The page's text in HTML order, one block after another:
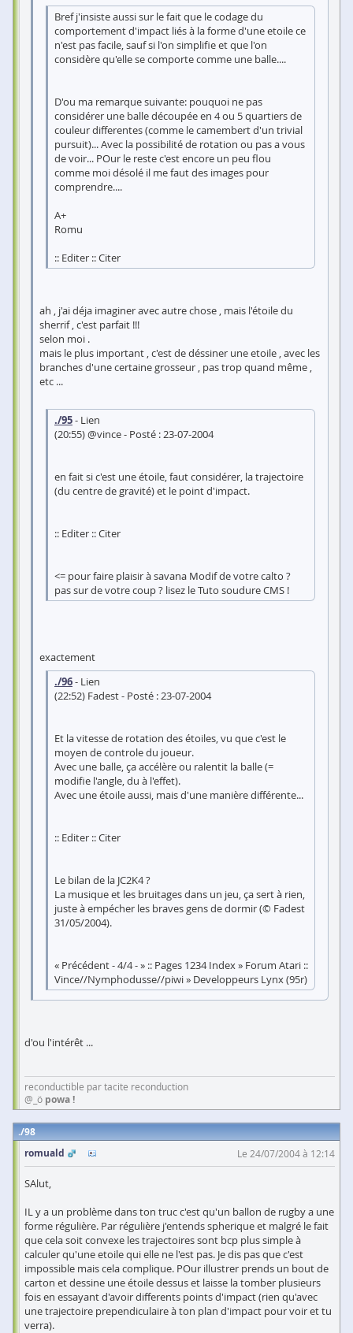
Bref j'insiste aussi sur le fait que le codage du
comportement d'impact liés à la forme d'une etoile ce
n'est pas facile, sauf si l'on simplifie et que l'on
considère qu'elle se comporte comme une balle....
D'ou ma remarque suivante: pouquoi ne pas
considérer une balle découpée en 4 ou 5 quartiers de
couleur differentes (comme le camembert d'un trivial
pursuit)... Avec la possibilité de rotation ou pas a vous
de voir... POur le reste c'est encore un peu flou
comme moi désolé il me faut des images pour
comprendre....
A+
Romu
:: Editer :: Citer
ah , j'ai déja imaginer avec autre chose , mais l'étoile du
sherrif , c'est parfait !!!
selon moi .
mais le plus important , c'est de déssiner une etoile , avec les
branches d'une certaine grosseur , pas trop quand même ,
etc ...
./95- Lien
(20:55) @vince - Posté : 23-07-2004
en fait si c'est une étoile, faut considérer, la trajectoire
(du centre de gravité) et le point d'impact.
:: Editer :: Citer
<= pour faire plaisir à savana Modif de votre calto ?
pas sur de votre coup ? lisez le Tuto soudure CMS !
exactement
./96- Lien
(22:52) Fadest - Posté : 23-07-2004
Et la vitesse de rotation des étoiles, vu que c'est le
moyen de controle du joueur.
Avec une balle, ça accélère ou ralentit la balle (=
modifie l'angle, du à l'effet).
Avec une étoile aussi, mais d'une manière différente...
:: Editer :: Citer
Le bilan de la JC2K4 ?
La musique et les bruitages dans un jeu, ça sert à rien,
juste à empécher les braves gens de dormir (© Fadest
31/05/2004).
« Précédent - 4/4 - » :: Pages 1234 Index » Forum Atari ::
Vince//Nymphodusse//piwi » Developpeurs Lynx (95r)
d'ou l'intérêt ...
reconductible par tacite reconduction
@_ö powa !
98
romuald
Le 24/07/2004 à 12:14
SAlut,
IL y a un problème dans ton truc c'est qu'un ballon de rugby a une
forme régulière. Par régulière j'entends spherique et malgré le fait
que cela soit convexe les trajectoires sont bcp plus simple à
calculer qu'une etoile qui elle ne l'est pas. Je dis pas que c'est
impossible mais cela complique. POur illustrer prends un bout de
carton et dessine une étoile dessus et laisse la tomber plusieurs
fois en essayant d'avoir differents points d'impact (rien qu'avec
une trajectoire prependiculaire à ton plan d'impact pour voir et tu
verra).